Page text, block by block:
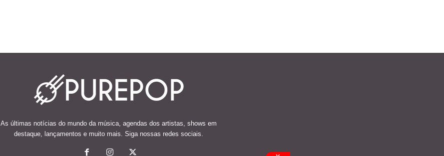
As últimas notícias do mundo da música, agendas dos artistas, shows em
destaque, lançamentos e muito mais. Siga nossas redes sociais.